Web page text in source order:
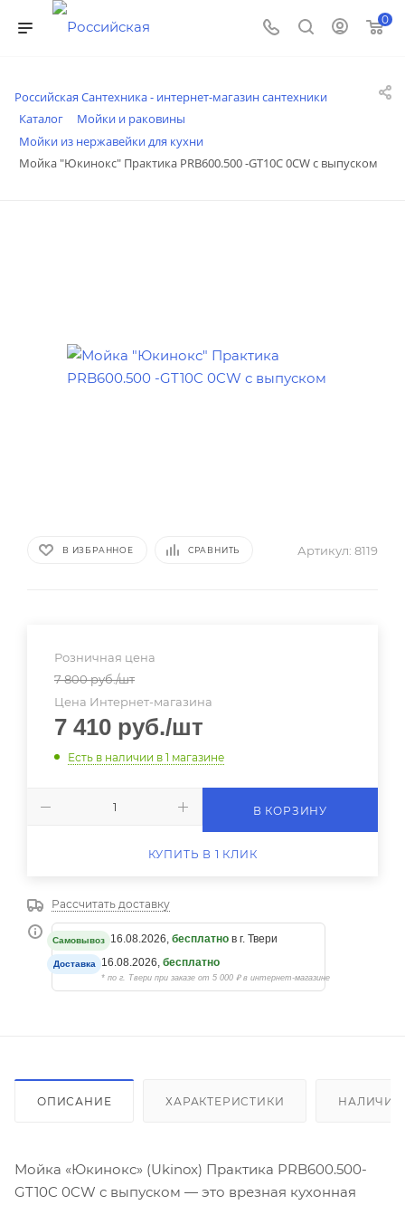
0
Российская Сантехника - интернет-магазин сантехники
Каталог
Мойки и раковины
Мойки из нержавейки для кухни
Мойка "Юкинокс" Практика PRB600.500 -GT10C 0CW с выпуском
В ИЗБРАННОЕ СРАВНИТЬ Артикул: 8119
Розничная цена
7 800руб./шт
Цена Интернет-магазина
7 410 руб./шт
Есть в наличии в 1 магазине
В КОРЗИНУ
КУПИТЬ В 1 КЛИК
Рассчитать доставку
Самовывоз 16.08.2026, бесплатно в г. Твери
Доставка 16.08.2026, бесплатно
* по г. Твери при заказе от 5 000 ₽ в интернет-магазине
ОПИСАНИЕ ХАРАКТЕРИСТИКИ НАЛИЧИЕ
Мойка «Юкинокс» (Ukinox) Практика PRB600.500-
GT10C 0CW с выпуском — это врезная кухонная